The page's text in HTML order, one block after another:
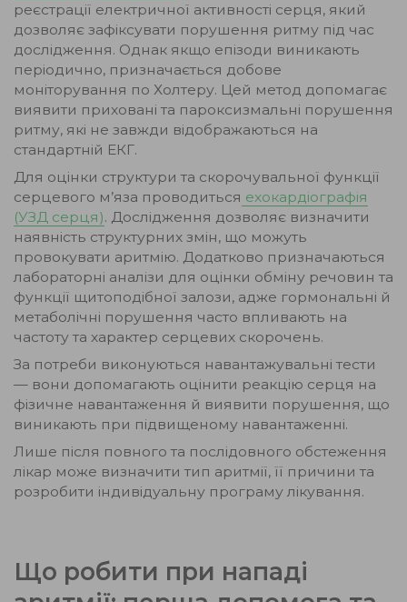
реєстрації електричної активності серця, який
дозволяє зафіксувати порушення ритму під час
дослідження. Однак якщо епізоди виникають
періодично, призначається добове
моніторування по Холтеру. Цей метод допомагає
виявити приховані та пароксизмальні порушення
ритму, які не завжди відображаються на
стандартній ЕКГ.
Для оцінки структури та скорочувальної функції
серцевого м’яза проводиться ехокардіографія
(УЗД серця). Дослідження дозволяє визначити
наявність структурних змін, що можуть
провокувати аритмію. Додатково призначаються
лабораторні аналізи для оцінки обміну речовин та
функції щитоподібної залози, адже гормональні й
метаболічні порушення часто впливають на
частоту та характер серцевих скорочень.
За потреби виконуються навантажувальні тести
— вони допомагають оцінити реакцію серця на
фізичне навантаження й виявити порушення, що
виникають при підвищеному навантаженні.
Лише після повного та послідовного обстеження
лікар може визначити тип аритмії, її причини та
розробити індивідуальну програму лікування.
Що робити при нападі